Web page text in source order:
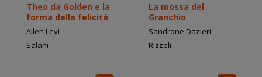
Theo da Golden e la
forma della felicità
Allen Levi
Salani
La mossa del
Granchio
Sandrone Dazieri
Rizzoli